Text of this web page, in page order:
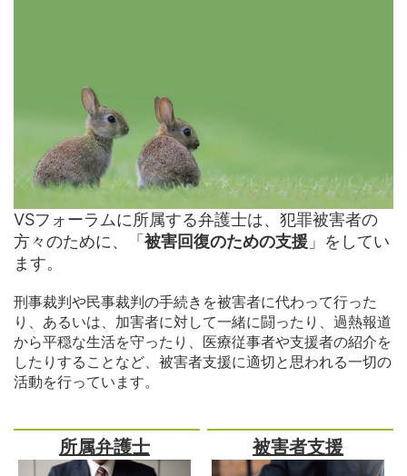
VSフォーラムに所属する弁護士は、犯罪被害者の
方々のために、「 被害回復のための支援 」をしてい
ます。
刑事裁判や民事裁判の手続きを被害者に代わって行った
り、あるいは、加害者に対して一緒に闘ったり、過熱報道
から平穏な生活を守ったり、医療従事者や支援者の紹介を
したりすることなど、被害者支援に適切と思われる一切の
活動を行っています。
所属弁護士 被害者支援